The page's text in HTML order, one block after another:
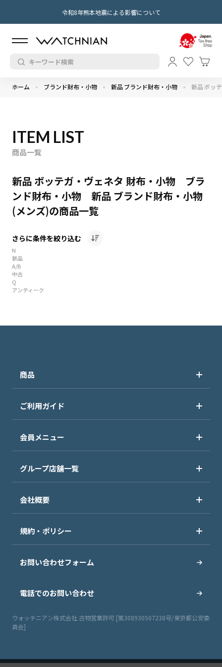
令和8年熊本地震による影響について
ホーム ブランド財布・小物 新品 ブランド財布・小物 新品 ボッ
ITEM LIST
商品一覧
新品 ボッテガ・ヴェネタ 財布・小物 ブラ
ンド財布・小物 新品 ブランド財布・小物
(メンズ)の商品一覧
さらに条件を絞り込む
N
新品
A/B
中古
Q
アンティーク
商品
ご利用ガイド
会員メニュー
グループ店舗一覧
会社概要
規約・ポリシー
お問い合わせフォーム
電話でのお問い合わせ
ウォッチニアン株式会社 古物営業許可 [第308930507238号/東京都公安委
員会]